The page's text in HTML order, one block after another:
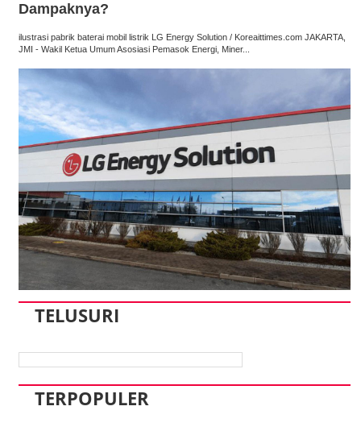
Dampaknya?
ilustrasi pabrik baterai mobil listrik LG Energy Solution / Koreaittimes.com JAKARTA,
JMI - Wakil Ketua Umum Asosiasi Pemasok Energi, Miner...
TELUSURI
TERPOPULER